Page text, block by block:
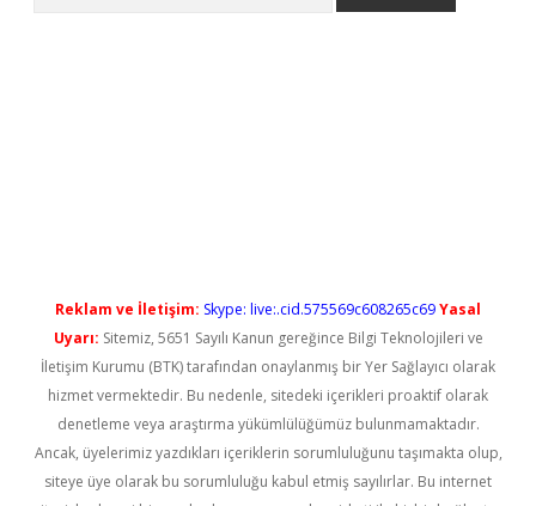
Reklam ve İletişim: Skype: live:.cid.575569c608265c69Yasal
Uyarı: Sitemiz, 5651 Sayılı Kanun gereğince Bilgi Teknolojileri ve
İletişim Kurumu (BTK) tarafından onaylanmış bir Yer Sağlayıcı olarak
hizmet vermektedir. Bu nedenle, sitedeki içerikleri proaktif olarak
denetleme veya araştırma yükümlülüğümüz bulunmamaktadır.
Ancak, üyelerimiz yazdıkları içeriklerin sorumluluğunu taşımakta olup,
siteye üye olarak bu sorumluluğu kabul etmiş sayılırlar. Bu internet